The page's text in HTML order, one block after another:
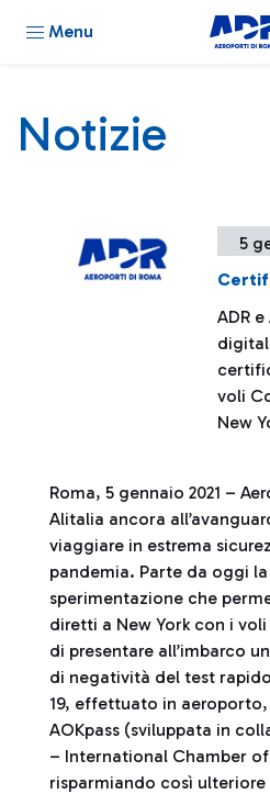
Menu
Notizie
5
ADR
voli
New
Roma, 5 gennaio 2021 –
Alitalia ancora
viaggiare in estrema
pandemia. Parte da oggi
sperimentazione che
diretti a New York con i
di presentare all’imbarco
di negatività del test
19, effettuato in aeroporto,
AOKpass (sviluppata in
– International Chamber
risparmiando così